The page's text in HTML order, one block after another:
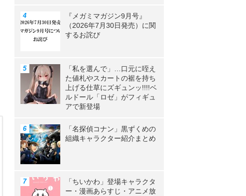
『メガミマガジン9月号』
（2026年7月30日発売）に関
するお詫び
「私を選んで」…口元に咥え
た値札やスカートの裾を持ち
上げる仕草にズギュンッ!!!!ベ
ルドール「ロゼ」がフィギュ
アで新登場
「名探偵コナン」黒ずくめの
組織キャラクター紹介まとめ
「ちいかわ」登場キャラクタ
ー・漫画あらすじ・アニメ放